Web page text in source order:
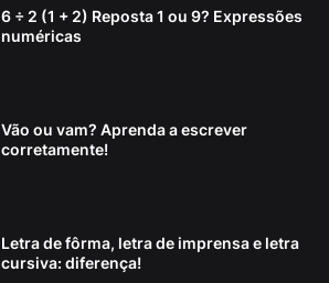
6 ÷ 2 (1 + 2) Reposta 1 ou 9? Expressões
numéricas
Vão ou vam? Aprenda a escrever
corretamente!
Letra de fôrma, letra de imprensa e letra
cursiva: diferença!